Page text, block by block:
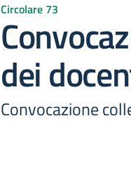
Circolare 73
dei
Convocazione